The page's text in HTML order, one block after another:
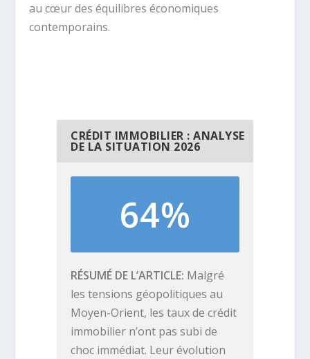
au cœur des équilibres économiques
contemporains.
CRÉDIT IMMOBILIER : ANALYSE
DE LA SITUATION 2026
64%
RÉSUMÉ DE L’ARTICLE Malgré
les tensions géopolitiques au
Moyen-Orient, les taux de crédit
immobilier n’ont pas subi de
choc immédiat. Leur évolution